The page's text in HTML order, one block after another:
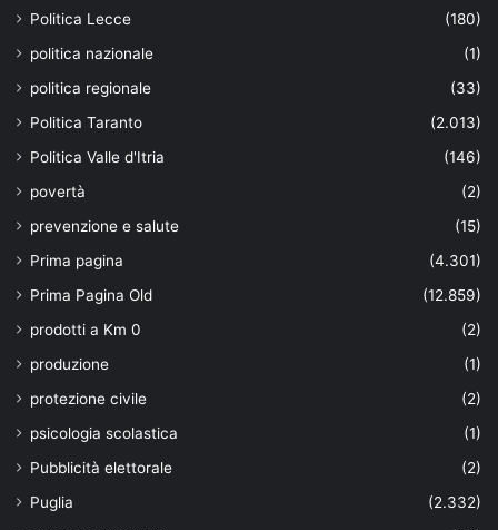
Politica Lecce
(180)
politica nazionale
(1)
politica regionale
(33)
Politica Taranto
(2.013)
Politica Valle d'Itria
(146)
povertà
(2)
prevenzione e salute
(15)
Prima pagina
(4.301)
Prima Pagina Old
(12.859)
prodotti a Km 0
(2)
produzione
(1)
protezione civile
(2)
psicologia scolastica
(1)
Pubblicità elettorale
(2)
Puglia
(2.332)